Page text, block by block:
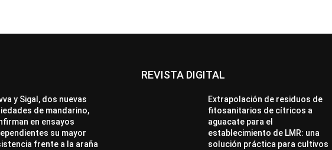
y Sigal, dos nuevas
de mandarino,
en ensayos
su mayor
frente a la araña
REVISTA DIGITAL
Extrapolación de residuos de
fitosanitarios de cítricos a
aguacate para el
establecimiento de LMR: una
solución práctica para cultivos